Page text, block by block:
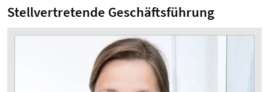
Stellvertretende Geschäftsführung